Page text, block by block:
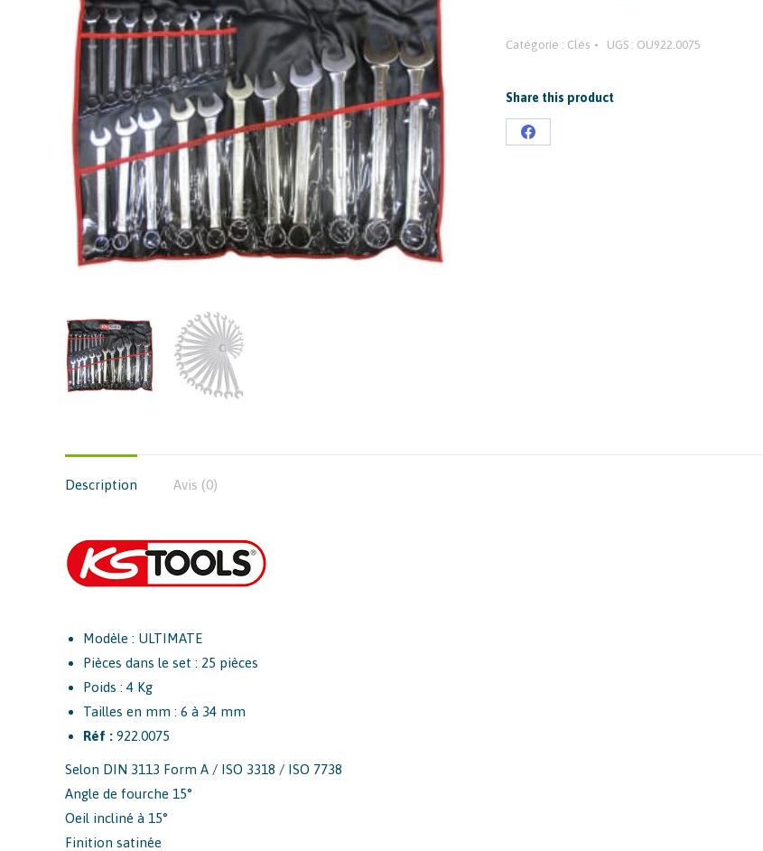
Catégorie : Clés UGS : OU922.0075
Share this product
Partager
Description Avis (0)
Modèle : ULTIMATE
Pièces dans le set : 25 pièces
Poids : 4 Kg
Tailles en mm : 6 à 34 mm
Réf : 922.0075
Selon DIN 3113 Form A / ISO 3318 / ISO 7738
Angle de fourche 15°
Oeil incliné à 15°
Finition satinée